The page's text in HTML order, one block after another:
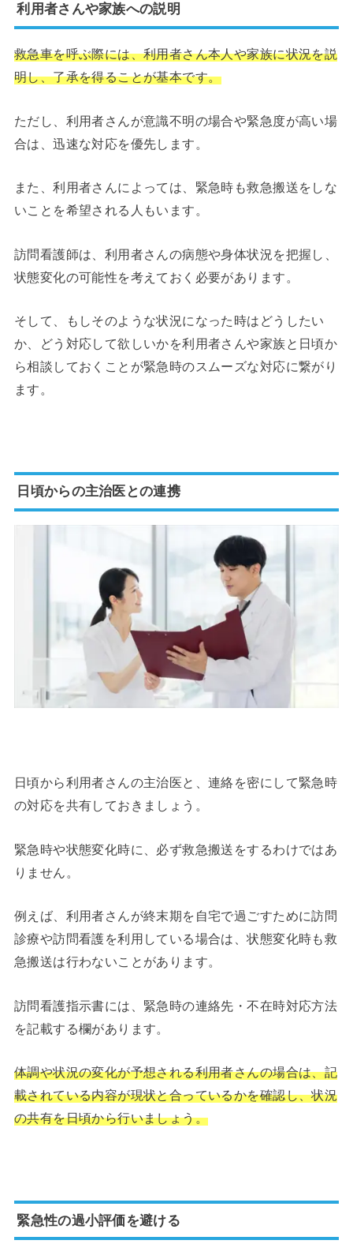
利用者さんや家族への説明
救急車を呼ぶ際には、利用者さん本人や家族に状況を説
明し、了承を得ることが基本です。
ただし、利用者さんが意識不明の場合や緊急度が高い場
合は、迅速な対応を優先します。
また、利用者さんによっては、緊急時も救急搬送をしな
いことを希望される人もいます。
訪問看護師は、利用者さんの病態や身体状況を把握し、
状態変化の可能性を考えておく必要があります。
そして、もしそのような状況になった時はどうしたい
か、どう対応して欲しいかを利用者さんや家族と日頃か
ら相談しておくことが緊急時のスムーズな対応に繋がり
ます。
日頃からの主治医との連携
日頃から利用者さんの主治医と、連絡を密にして緊急時
の対応を共有しておきましょう。
緊急時や状態変化時に、必ず救急搬送をするわけではあ
りません。
例えば、利用者さんが終末期を自宅で過ごすために訪問
診療や訪問看護を利用している場合は、状態変化時も救
急搬送は行わないことがあります。
訪問看護指示書には、緊急時の連絡先・不在時対応方法
を記載する欄があります。
体調や状況の変化が予想される利用者さんの場合は、記
載されている内容が現状と合っているかを確認し、状況
の共有を日頃から行いましょう。
緊急性の過小評価を避ける